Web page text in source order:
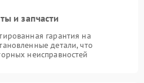
и запчасти
гарантия на
детали, что
неисправностей